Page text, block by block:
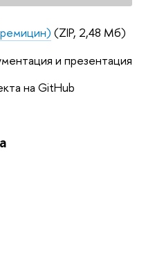
(ZIP, 2,48 Мб)
и презентация
на GitHub